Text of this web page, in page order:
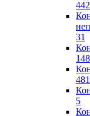
442
31
148
481
5